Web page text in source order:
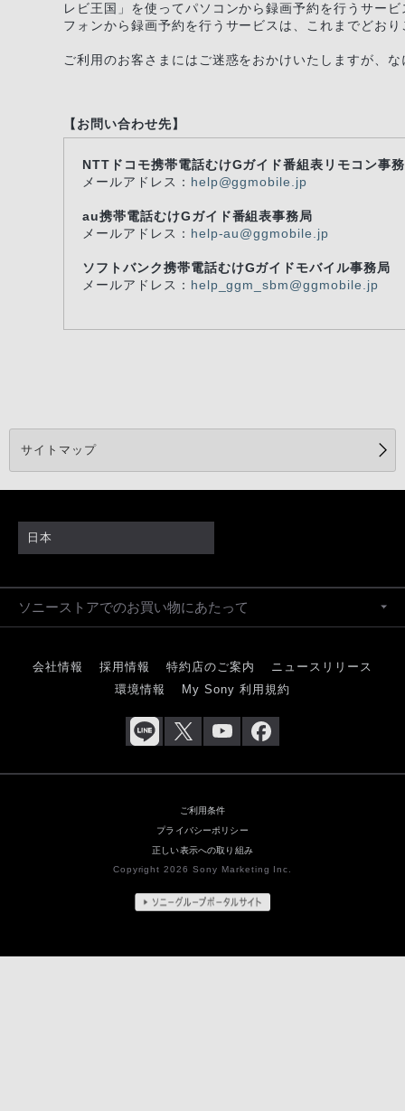
レビ王国」を使ってパソコンから録画予約を行うサー
フォンから録画予約を行うサービスは、これまでどお
ご利用のお客さまにはご迷惑をおかけいたしますが、
【お問い合わせ先】
NTTドコモ携帯電話むけGガイド番組表リモコン事
メールアドレス： help@ggmobile.jp
au携帯電話むけGガイド番組表事務局
メールアドレス： help-au@ggmobile.jp
ソフトバンク携帯電話むけGガイドモバイル事務局
メールアドレス： help_ggm_sbm@ggmobile.jp
サイトマップ
日本
ソニーストアでのお買い物にあたって
会社情報 採用情報 特約店のご案内
ニュースリリース
環境情報
My Sony 利用規約
ご利用条件
プライバシーポリシー
正しい表示への取り組み
Copyright 2026 Sony Marketing Inc.